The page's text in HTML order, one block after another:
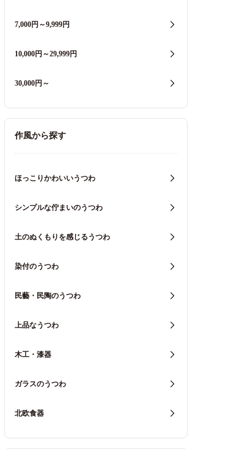
7,000円～9,999円
10,000円～29,999円
30,000円～
作風から探す
ほっこりかわいいうつわ
シンプルな佇まいのうつわ
土のぬくもりを感じるうつわ
染付のうつわ
民藝・民陶のうつわ
上品なうつわ
木工・漆器
ガラスのうつわ
北欧食器